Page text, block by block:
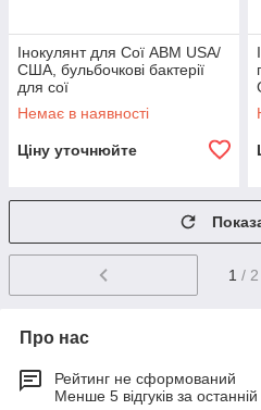
Інокулянт для Сої АВМ USA/
США, бульбочкові бактерії
для сої
Немає в наявності
Ціну уточнюйте
1 / 2
Про нас
Рейтинг не сформований
Менше 5 відгуків за останній